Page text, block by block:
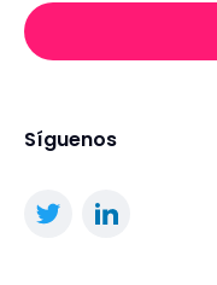
Síguenos